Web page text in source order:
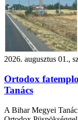
2026. augusztus 01.,
Ortodox
Tanács
A Bihar Megyei